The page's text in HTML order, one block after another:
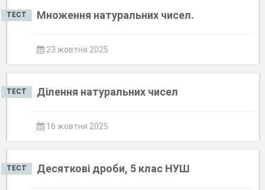
ТЕСТ Множення натуральних чисел.
23 жовтня 2025
ТЕСТ Ділення натуральних чисел
16 жовтня 2025
ТЕСТ Десяткові дроби, 5 клас НУШ